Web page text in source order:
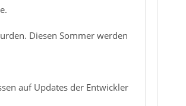
Diesen Sommer werden
auf Updates der Entwickler